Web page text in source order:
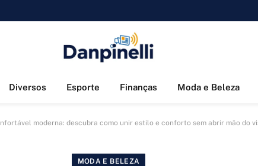
Diversos Esporte Finanças Moda e Beleza
moderna: descubra como unir estilo e conforto sem abrir mão do
MODA E BELEZA